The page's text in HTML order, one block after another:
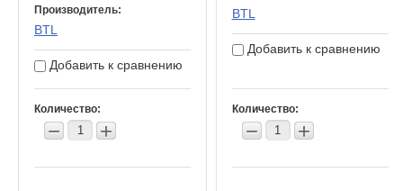
Производитель:
BTL
Добавить к сравнению
Количество:
− +
BTL
Добавить к сравнению
Количество:
− +